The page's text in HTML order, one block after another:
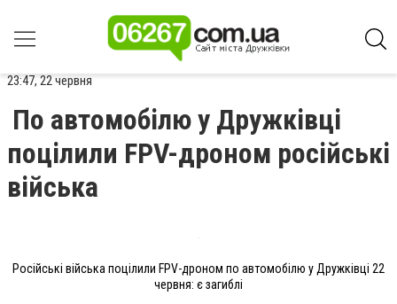
23:47, 22 червня
По автомобілю у Дружківці
поцілили FPV-дроном російські
війська
Російські війська поцілили FPV-дроном по автомобілю у Дружківці 22
червня: є загиблі